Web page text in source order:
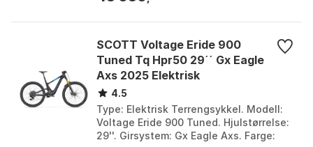
SCOTT Voltage Eride 900
Tuned Tq Hpr50 29´´ Gx Eagle
Axs 2025 Elektrisk
Terrengsykkel
4.5
Type: Elektrisk Terrengsykkel. Modell:
Voltage Eride 900 Tuned. Hjulstørrelse:
29''. Girsystem: Gx Eagle Axs. Farge: